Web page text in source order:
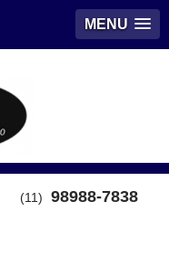
MENU
(11) 98988-7838